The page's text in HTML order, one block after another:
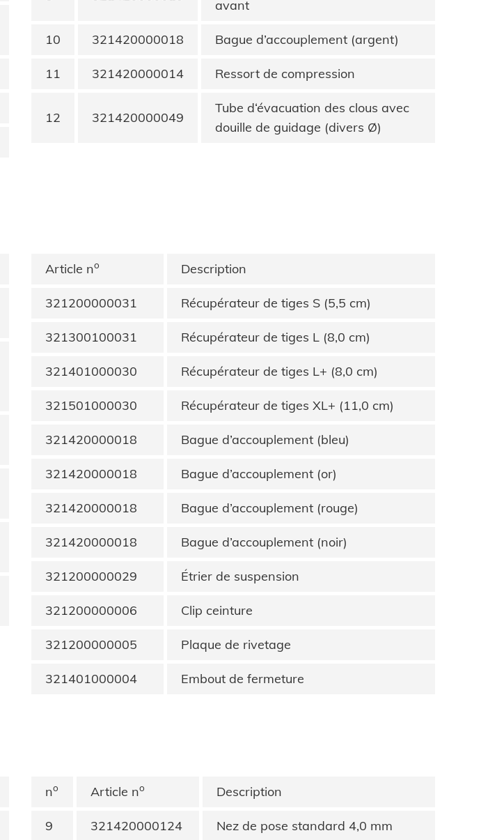
avant
10 321420000018 Bague d’accouplement (argent)
11 321420000014 Ressort de compression
12 321420000049
Tube d‘évacuation des clous avec
douille de guidage (divers Ø)
Article no Description
321200000031 Récupérateur de tiges S (5,5 cm)
321300100031 Récupérateur de tiges L (8,0 cm)
321401000030 Récupérateur de tiges L+ (8,0 cm)
321501000030 Récupérateur de tiges XL+ (11,0 cm)
321420000018 Bague d’accouplement (bleu)
321420000018 Bague d’accouplement (or)
321420000018 Bague d’accouplement (rouge)
321420000018 Bague d’accouplement (noir)
321200000029 Étrier de suspension
321200000006 Clip ceinture
321200000005 Plaque de rivetage
321401000004 Embout de fermeture
no Article no Description
9 321420000124 Nez de pose standard 4,0 mm